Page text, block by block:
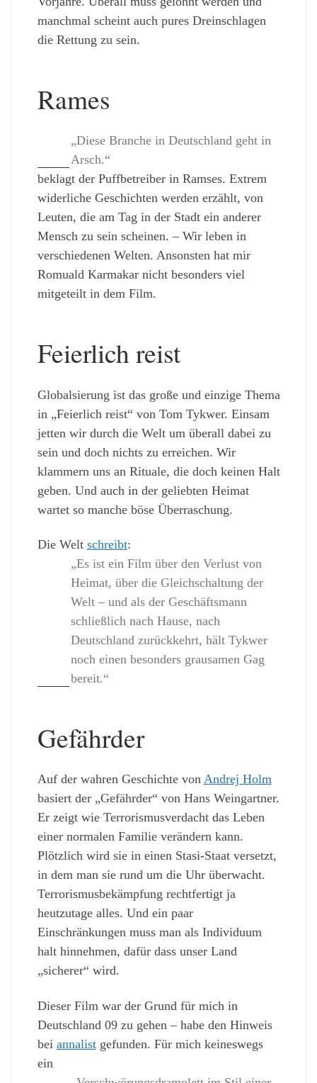
manchmal scheint auch pures Dreinschlagen
die Rettung zu sein.
Rames
„Diese Branche in Deutschland geht in
Arsch.“
beklagt der Puffbetreiber in Ramses. Extrem
widerliche Geschichten werden erzählt, von
Leuten, die am Tag in der Stadt ein anderer
Mensch zu sein scheinen. – Wir leben in
verschiedenen Welten. Ansonsten hat mir
Romuald Karmakar nicht besonders viel
mitgeteilt in dem Film.
Feierlich reist
Globalsierung ist das große und einzige Thema
in „Feierlich reist“ von Tom Tykwer. Einsam
jetten wir durch die Welt um überall dabei zu
sein und doch nichts zu erreichen. Wir
klammern uns an Rituale, die doch keinen Halt
geben. Und auch in der geliebten Heimat
wartet so manche böse Überraschung.
Die Welt schreibt:
„Es ist ein Film über den Verlust von
Heimat, über die Gleichschaltung der
Welt – und als der Geschäftsmann
schließlich nach Hause, nach
Deutschland zurückkehrt, hält Tykwer
noch einen besonders grausamen Gag
bereit.“
Gefährder
Auf der wahren Geschichte von Andrej Holm
basiert der „Gefährder“ von Hans Weingartner.
Er zeigt wie Terrorismusverdacht das Leben
einer normalen Familie verändern kann.
Plötzlich wird sie in einen Stasi-Staat versetzt,
in dem man sie rund um die Uhr überwacht.
Terrorismusbekämpfung rechtfertigt ja
heutzutage alles. Und ein paar
Einschränkungen muss man als Individuum
halt hinnehmen, dafür dass unser Land
„sicherer“ wird.
Dieser Film war der Grund für mich in
Deutschland 09 zu gehen – habe den Hinweis
bei annalistgefunden. Für mich keineswegs
ein